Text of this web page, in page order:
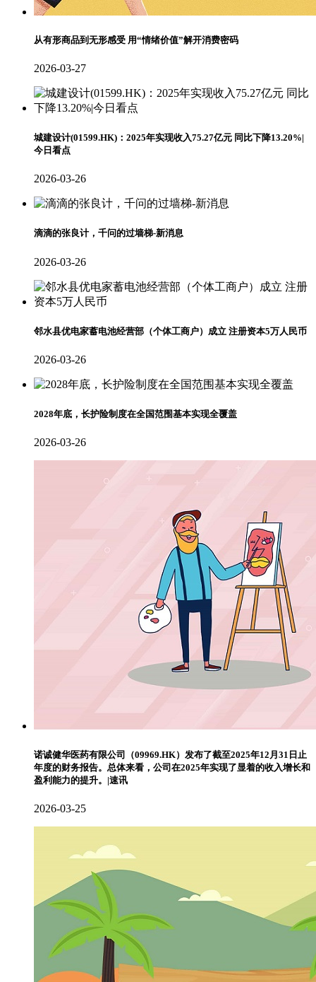
从有形商品到无形感受 用“情绪价值”解开消费密码
2026-03-27
城建设计(01599.HK)：2025年实现收入75.27亿元 同比下降13.20%|
今日看点
2026-03-26
滴滴的张良计，千问的过墙梯-新消息
2026-03-26
邻水县优电家蓄电池经营部（个体工商户）成立 注册资本5万人民币
2026-03-26
2028年底，长护险制度在全国范围基本实现全覆盖
2026-03-26
诺诚健华医药有限公司（09969.HK）发布了截至2025年12月31日止
年度的财务报告。总体来看，公司在2025年实现了显着的收入增长和
盈利能力的提升。|速讯
2026-03-25